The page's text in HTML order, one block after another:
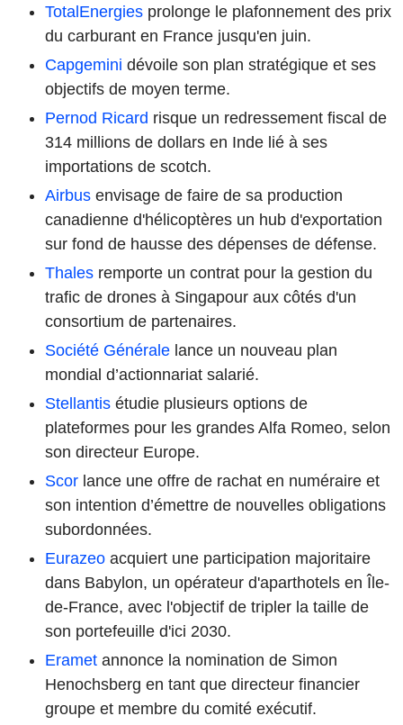
TotalEnergies prolonge le plafonnement des prix
du carburant en France jusqu'en juin.
Capgemini dévoile son plan stratégique et ses
objectifs de moyen terme.
Pernod Ricard risque un redressement fiscal de
314 millions de dollars en Inde lié à ses
importations de scotch.
Airbus envisage de faire de sa production
canadienne d'hélicoptères un hub d'exportation
sur fond de hausse des dépenses de défense.
Thales remporte un contrat pour la gestion du
trafic de drones à Singapour aux côtés d'un
consortium de partenaires.
Société Générale lance un nouveau plan
mondial d’actionnariat salarié.
Stellantis étudie plusieurs options de
plateformes pour les grandes Alfa Romeo, selon
son directeur Europe.
Scor lance une offre de rachat en numéraire et
son intention d’émettre de nouvelles obligations
subordonnées.
Eurazeo acquiert une participation majoritaire
dans Babylon, un opérateur d'aparthotels en Île-
de-France, avec l'objectif de tripler la taille de
son portefeuille d'ici 2030.
Eramet annonce la nomination de Simon
Henochsberg en tant que directeur financier
groupe et membre du comité exécutif.